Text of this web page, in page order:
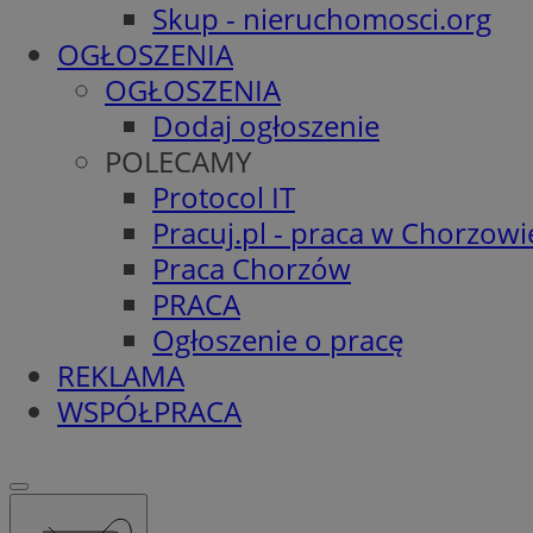
Skup - nieruchomosci.org
OGŁOSZENIA
OGŁOSZENIA
Dodaj ogłoszenie
POLECAMY
Protocol IT
Pracuj.pl - praca w
Praca Chorzów
PRACA
Ogłoszenie o pracę
REKLAMA
WSPÓŁPRACA